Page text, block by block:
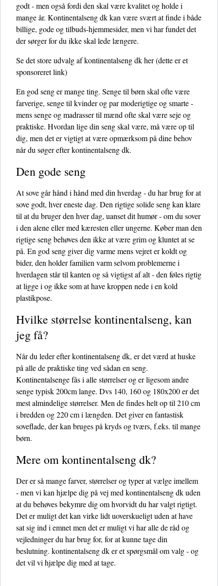
godt - men også fordi den skal være kvalitet og holde i
mange år. Kontinentalseng dk kan være svært at finde i både
billige, gode og tilbuds-hjemmesider, men vi har fundet det
der sørger for du ikke skal lede længere.
Se det store udvalg af kontinentalseng dk her(dette er et
sponsoreret link)
En god seng er mange ting. Senge til børn skal ofte være
farverige, senge til kvinder og par moderigtige og smarte -
mens senge og madrasser til mænd ofte skal være seje og
praktiske. Hvordan lige din seng skal være, må være op til
dig, men det er vigtigt at være opmærksom på dine behov
når du søger efter kontinentalseng dk.
Den gode seng
At sove går hånd i hånd med din hverdag - du har brug for at
sove godt, hver eneste dag. Den rigtige solide seng kan klare
til at du bruger den hver dag, uanset dit humør - om du sover
i den alene eller med kæresten eller ungerne. Køber man den
rigtige seng behøves den ikke at være grim og kluntet at se
på. En god seng giver dig varme mens vejret er koldt og
bider, den holder familien varm selvom problemerne i
hverdagen står til kanten og så vigtigst af alt - den føles rigtig
at ligge i og ikke som at have kroppen nede i en kold
plastikpose.
Hvilke størrelse kontinentalseng, kan
jeg få?
Når du leder efter kontinentalseng dk, er det værd at huske
på alle de praktiske ting ved sådan en seng.
Kontinentalsenge fås i alle størrelser og er ligesom andre
senge typisk 200cm lange. Dvs 140, 160 og 180x200 er det
mest almindelige størrelser. Men de findes helt op til 210 cm
i bredden og 220 cm i længden. Det giver en fantastisk
soveflade, der kan bruges på kryds og tværs, f.eks. til mange
børn.
Mere om kontinentalseng dk?
Der er så mange farver, størrelser og typer at vælge imellem
- men vi kan hjælpe dig på vej med kontinentalseng dk uden
at du behøves bekymre dig om hvorvidt du har valgt rigtigt.
Det er muligt det kan virke lidt uoverskueligt uden at have
sat sig ind i emnet men det er muligt vi har alle de råd og
vejledninger du har brug for, for at kunne tage din
beslutning. kontinentalseng dk er et spørgsmål om valg - og
det vil vi hjælpe dig med at tage.